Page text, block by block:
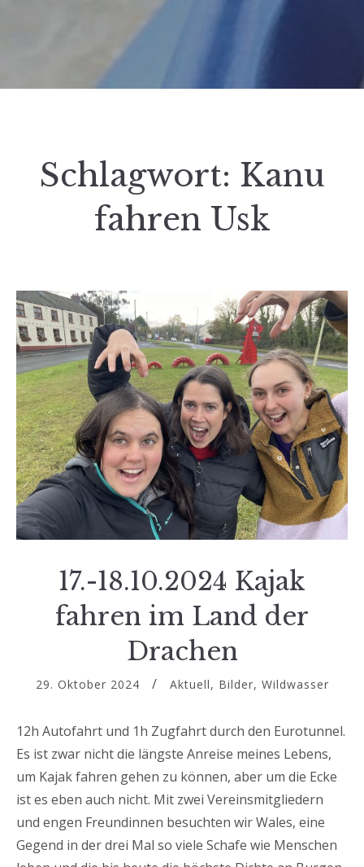
Schlagwort: Kanu
fahren Usk
17.-18.10.2024 Kajak
fahren im Land der
Drachen
29. Oktober 2024 Aktuell, Bilder, Wildwasser
12h Autofahrt und 1h Zugfahrt durch den Eurotunnel.
Es ist zwar nicht die längste Anreise meines Lebens,
um Kajak fahren gehen zu können, aber um die Ecke
ist es eben auch nicht. Mit zwei Vereinsmitgliedern
und engen Freundinnen besuchten wir Wales, eine
Gegend in der drei Mal so viele Schafe wie Menschen